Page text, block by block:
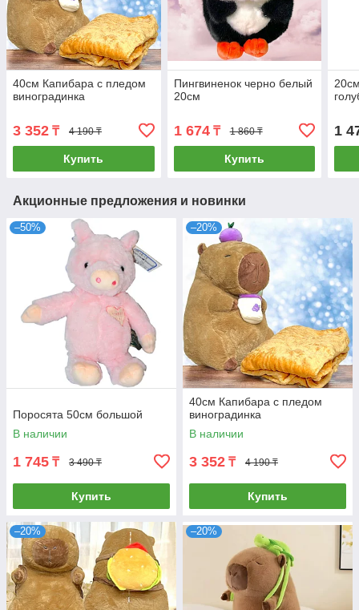
40см Капибара с пледом
виноградинка
3 352 ₸ 4 190 ₸
Купить
Пингвиненок черно белый
20см
1 674₸ 1 860 ₸
Купить
1
Акционные предложения и новинки
–50%
Поросята 50см большой
В наличии
1 745 ₸ 3 490 ₸
Купить
–20%
40см Капибара с пледом
виноградинка
В наличии
3 352 ₸ 4 190 ₸
Купить
–20% –20%